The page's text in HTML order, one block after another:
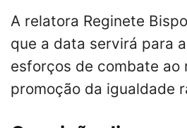
A relatora Reginete
que a data servirá para
esforços de combate ao
promoção da igualdade